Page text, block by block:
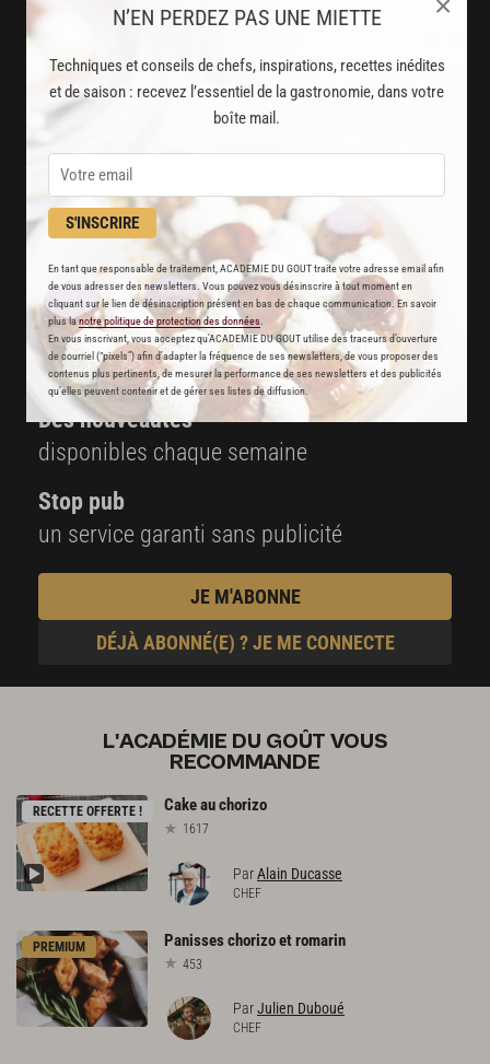
N’EN PERDEZ PAS UNE MIETTE
Techniques et conseils de chefs, inspirations, recettes inédites
et de saison : recevez l’essentiel de la gastronomie, dans votre
boîte mail.
S'INSCRIRE
En tant que responsable de traitement, ACADEMIE DU GOUT traite votre adresse email afin
de vous adresser des newsletters. Vous pouvez vous désinscrire à tout moment en
cliquant sur le lien de désinscription présent en bas de chaque communication. En savoir
plus lanotre politique de protection des données
En vous inscrivant, vous acceptez qu'ACADEMIE DU GOUT utilise des traceurs d’ouverture
de courriel (“pixels”) afin d’adapter la fréquence de ses newsletters, de vous proposer des
contenus plus pertinents, de mesurer la performance de ses newsletters et des publicités
qu’elles peuvent contenir et de gérer ses listes de diffusion.
AVEC VOTRE ABONNEMENT
PREMIUM
LA CUISINE DES CHEFS, ENFIN ACCESSIBLE !
8000 recettes exclusives
partagées par vos chefs préférés
2000vidéos de recettes
et techniques de cuisine et pâtisserie
Des nouveautés
disponibles chaque semaine
Stop pub
un service garanti sans publicité
JE M'ABONNE
DÉJÀ ABONNÉ(E) ? JE ME CONNECTE
L'ACADÉMIE DU GOÛT VOUS
RECOMMANDE
RECETTE OFFERTE ! Cakeauchorizo
1617
ParAlain Ducasse
CHEF
PREMIUM Panisseschorizoetromarin
453
ParJulien Duboué
CHEF